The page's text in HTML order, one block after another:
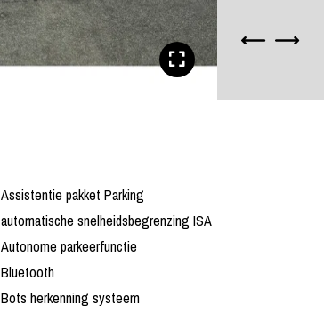
Assistentie pakket Parking
automatische snelheidsbegrenzing ISA
Autonome parkeerfunctie
Bluetooth
Bots herkenning systeem